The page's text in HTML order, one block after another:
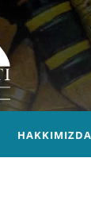
HAKKIMIZDA